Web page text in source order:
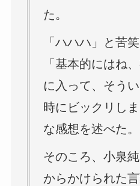
た。
「ハハハ」と苦
「基本的にはね
に入って、そう
時にビックリし
な感想を述べた。
そのころ、小泉
からかけられた